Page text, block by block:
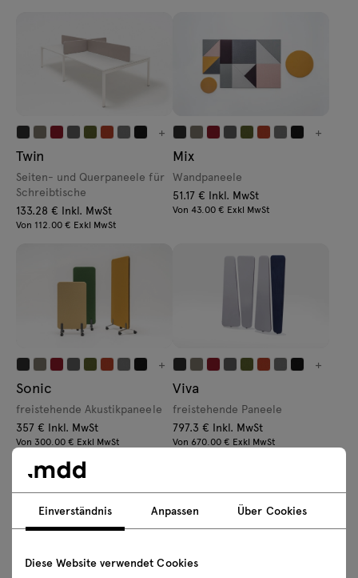
+
Twin
Seiten- und Querpaneele für
Schreibtische
133.28 € Inkl. MwSt
Von 112.00 € Exkl MwSt
+
Mix
Wandpaneele
51.17 € Inkl. MwSt
Von 43.00 € Exkl MwSt
+
Sonic
freistehende Akustikpaneele
357 € Inkl. MwSt
Von 300.00 € Exkl MwSt
+
Viva
freistehende Paneele
797.3 € Inkl. MwSt
Von 670.00 € Exkl MwSt
Einverständnis Anpassen Über Cookies
Diese Website verwendet Cookies